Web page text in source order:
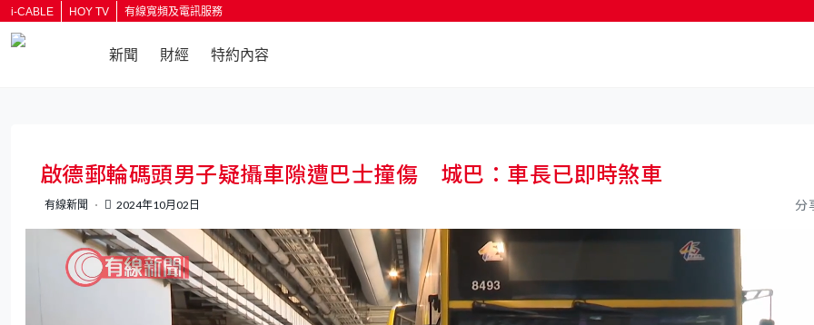
i-CABLE HOY TV 有線寬頻及電訊服務
新聞 財經 特約內容
啟德郵輪碼頭男子疑攝車隙遭巴士撞傷 城巴：車長已即時煞車
有線新聞 2024年10月02日 分